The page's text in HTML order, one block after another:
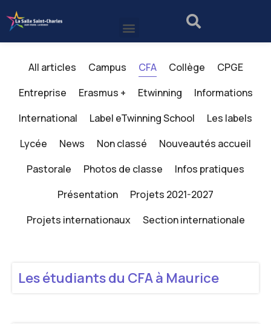
All articles Campus CFA Collège
CPGE
Entreprise
Erasmus + Etwinning
Informations
International
Label eTwinning School
Les labels
Lycée
News Non classé
Nouveautés accueil
Pastorale
Photos de classe
Infos pratiques
Présentation
Projets 2021-2027
Projets internationaux
Section internationale
Les étudiants du CFA à Maurice